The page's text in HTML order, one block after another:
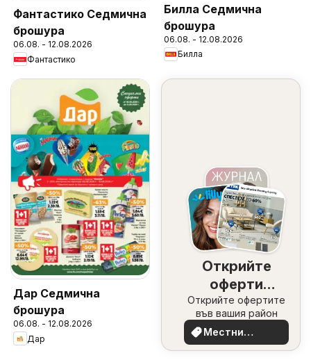
Фантастико Седмична
брошура
06.08. - 12.08.2026
Фантастико
Билла Седмична
брошура
06.08. - 12.08.2026
Билла
Дар Седмична
брошура
06.08. - 12.08.2026
Дар
Открийте
оферти
наблизо
Открийте офертите
във вашия район
Местни
оферти